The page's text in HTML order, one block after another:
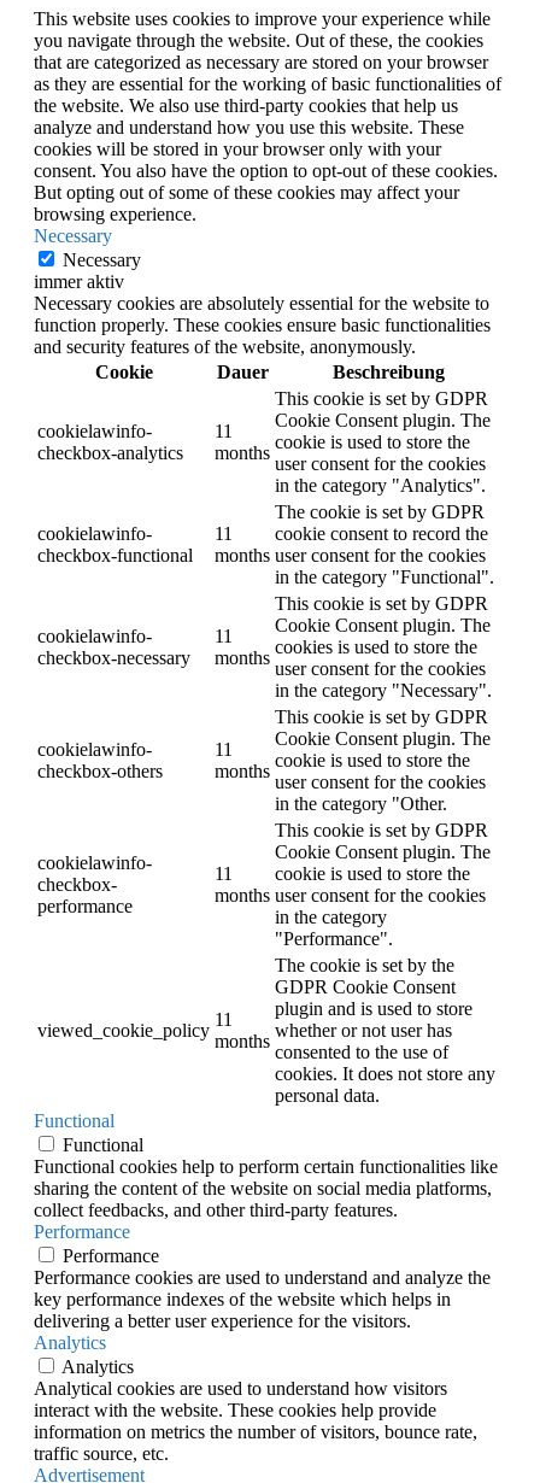
This website uses cookies to improve your experience while
you navigate through the website. Out of these, the cookies
that are categorized as necessary are stored on your browser
as they are essential for the working of basic functionalities of
the website. We also use third-party cookies that help us
analyze and understand how you use this website. These
cookies will be stored in your browser only with your
consent. You also have the option to opt-out of these cookies.
But opting out of some of these cookies may affect your
browsing experience.
Necessary
Necessary
immer aktiv
Necessary cookies are absolutely essential for the website to
function properly. These cookies ensure basic functionalities
and security features of the website, anonymously.
Cookie
Dauer Beschreibung
cookielawinfo-
checkbox-analytics
11
months
This cookie is set by GDPR
Cookie Consent plugin. The
cookie is used to store the
user consent for the cookies
in the category "Analytics".
cookielawinfo-
checkbox-functional
11
months
The cookie is set by GDPR
cookie consent to record the
user consent for the cookies
in the category "Functional".
cookielawinfo-
checkbox-necessary
11
months
This cookie is set by GDPR
Cookie Consent plugin. The
cookies is used to store the
user consent for the cookies
in the category "Necessary".
cookielawinfo-
checkbox-others
11
months
This cookie is set by GDPR
Cookie Consent plugin. The
cookie is used to store the
user consent for the cookies
in the category "Other.
cookielawinfo-
checkbox-
performance
11
months
This cookie is set by GDPR
Cookie Consent plugin. The
cookie is used to store the
user consent for the cookies
in the category
"Performance".
viewed_cookie_policy
11
months
The cookie is set by the
GDPR Cookie Consent
plugin and is used to store
whether or not user has
consented to the use of
cookies. It does not store any
personal data.
Functional
Functional
Functional cookies help to perform certain functionalities like
sharing the content of the website on social media platforms,
collect feedbacks, and other third-party features.
Performance
Performance
Performance cookies are used to understand and analyze the
key performance indexes of the website which helps in
delivering a better user experience for the visitors.
Analytics
Analytics
Analytical cookies are used to understand how visitors
interact with the website. These cookies help provide
information on metrics the number of visitors, bounce rate,
traffic source, etc.
Advertisement